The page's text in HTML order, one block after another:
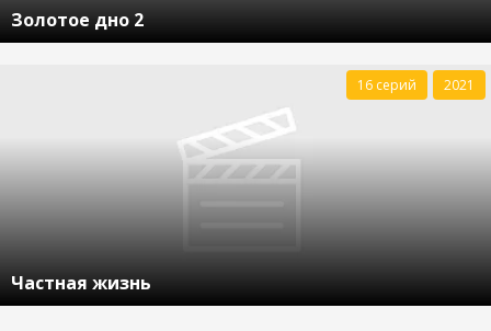
Золотое дно 2
Частная жизнь
16 серий 2021